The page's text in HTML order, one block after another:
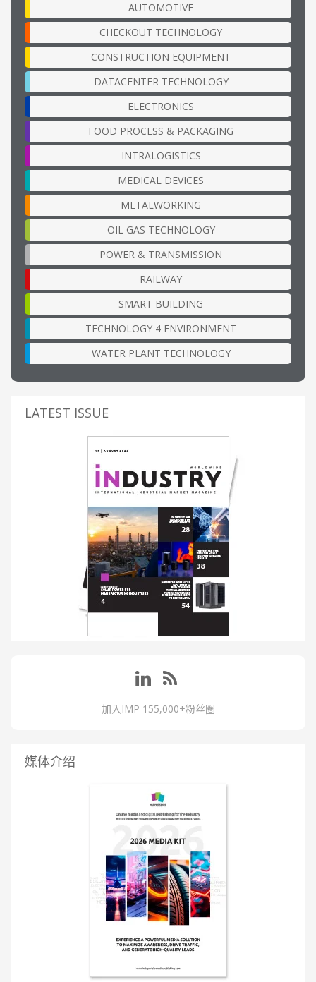
AUTOMOTIVE
CHECKOUT TECHNOLOGY
CONSTRUCTION EQUIPMENT
DATACENTER TECHNOLOGY
ELECTRONICS
FOOD PROCESS & PACKAGING
INTRALOGISTICS
MEDICAL DEVICES
METALWORKING
OIL GAS TECHNOLOGY
POWER & TRANSMISSION
RAILWAY
SMART BUILDING
TECHNOLOGY 4 ENVIRONMENT
WATER PLANT TECHNOLOGY
LATEST ISSUE
加入IMP 155,000+粉丝圈
媒体介绍